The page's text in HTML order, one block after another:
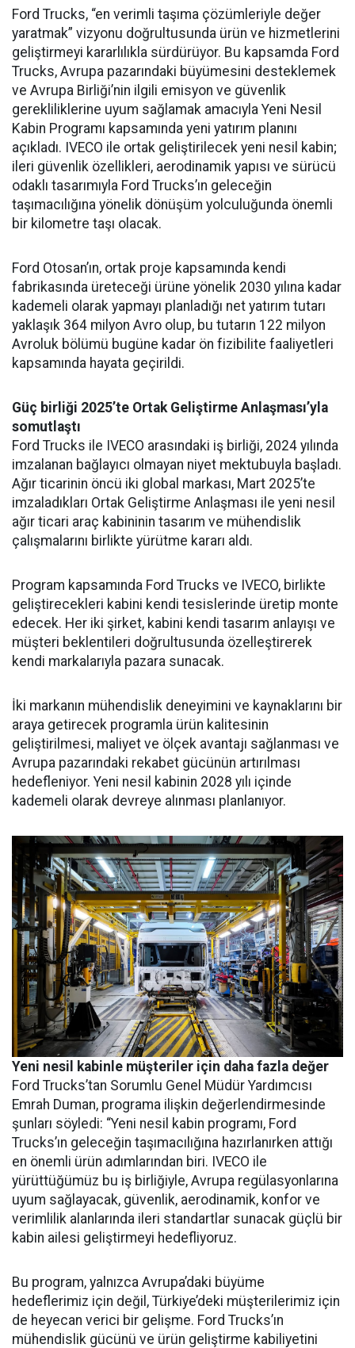
Ford Trucks, “en verimli taşıma çözümleriyle değer
yaratmak” vizyonu doğrultusunda ürün ve hizmetlerini
geliştirmeyi kararlılıkla sürdürüyor. Bu kapsamda Ford
Trucks, Avrupa pazarındaki büyümesini desteklemek
ve Avrupa Birliği’nin ilgili emisyon ve güvenlik
gerekliliklerine uyum sağlamak amacıyla Yeni Nesil
Kabin Programı kapsamında yeni yatırım planını
açıkladı. IVECO ile ortak geliştirilecek yeni nesil kabin;
ileri güvenlik özellikleri, aerodinamik yapısı ve sürücü
odaklı tasarımıyla Ford Trucks’ın geleceğin
taşımacılığına yönelik dönüşüm yolculuğunda önemli
bir kilometre taşı olacak.
Ford Otosan’ın, ortak proje kapsamında kendi
fabrikasında üreteceği ürüne yönelik 2030 yılına kadar
kademeli olarak yapmayı planladığı net yatırım tutarı
yaklaşık 364 milyon Avro olup, bu tutarın 122 milyon
Avroluk bölümü bugüne kadar ön fizibilite faaliyetleri
kapsamında hayata geçirildi.
Güç birliği 2025’te Ortak Geliştirme Anlaşması’yla
somutlaştı
Ford Trucks ile IVECO arasındaki iş birliği, 2024 yılında
imzalanan bağlayıcı olmayan niyet mektubuyla başladı.
Ağır ticarinin öncü iki global markası, Mart 2025’te
imzaladıkları Ortak Geliştirme Anlaşması ile yeni nesil
ağır ticari araç kabininin tasarım ve mühendislik
çalışmalarını birlikte yürütme kararı aldı.
Program kapsamında Ford Trucks ve IVECO, birlikte
geliştirecekleri kabini kendi tesislerinde üretip monte
edecek. Her iki şirket, kabini kendi tasarım anlayışı ve
müşteri beklentileri doğrultusunda özelleştirerek
kendi markalarıyla pazara sunacak.
İki markanın mühendislik deneyimini ve kaynaklarını bir
araya getirecek programla ürün kalitesinin
geliştirilmesi, maliyet ve ölçek avantajı sağlanması ve
Avrupa pazarındaki rekabet gücünün artırılması
hedefleniyor. Yeni nesil kabinin 2028 yılı içinde
kademeli olarak devreye alınması planlanıyor.
Yeni nesil kabinle müşteriler için daha fazla değer
Ford Trucks’tan Sorumlu Genel Müdür Yardımcısı
Emrah Duman, programa ilişkin değerlendirmesinde
şunları söyledi: “Yeni nesil kabin programı, Ford
Trucks’ın geleceğin taşımacılığına hazırlanırken attığı
en önemli ürün adımlarından biri. IVECO ile
yürüttüğümüz bu iş birliğiyle, Avrupa regülasyonlarına
uyum sağlayacak, güvenlik, aerodinamik, konfor ve
verimlilik alanlarında ileri standartlar sunacak güçlü bir
kabin ailesi geliştirmeyi hedefliyoruz.
Bu program, yalnızca Avrupa’daki büyüme
hedeflerimiz için değil, Türkiye’deki müşterilerimiz için
de heyecan verici bir gelişme. Ford Trucks’ın
mühendislik gücünü ve ürün geliştirme kabiliyetini